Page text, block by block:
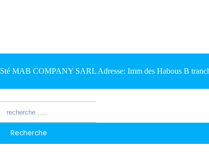
Sté MAB COMPANY SARL Adresse: Imm des Habous B
Recherche